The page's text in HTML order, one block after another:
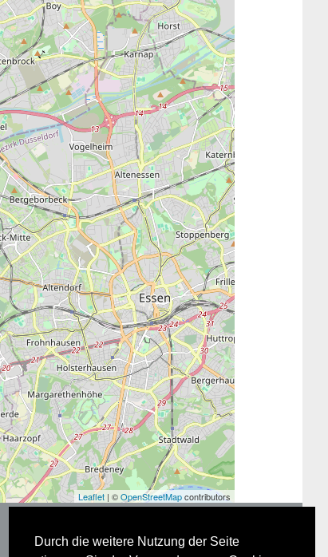
Durch die weitere Nutzung der Seite
Leaflet | ©OpenStreetMapcontributors